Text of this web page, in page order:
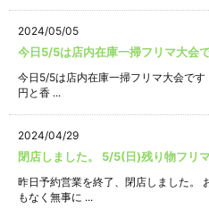
2024/05/05
今日5/5は店内在庫一掃フリマ大会
今日5/5は店内在庫一掃フリマ大会で
円と香 ...
2024/04/29
閉店しました。 5/5(日)残り物フリ
昨日予約営業を終了、閉店しました。
もなく無事に ...